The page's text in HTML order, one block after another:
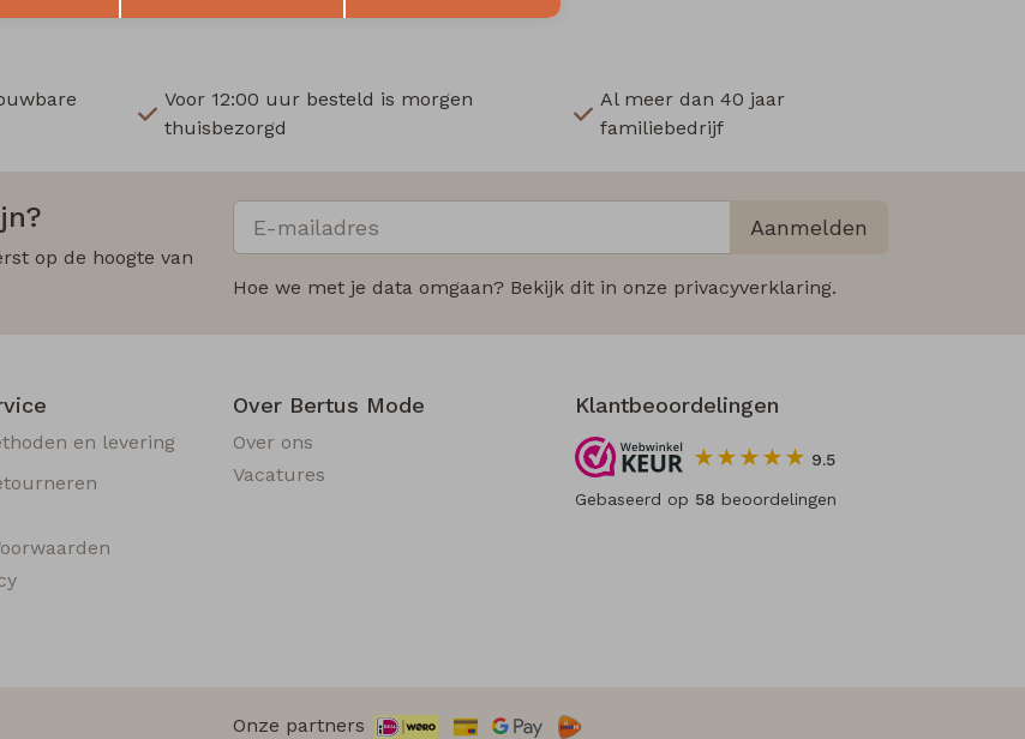
Voor 12:00 uur besteld is morgen
thuisbezorgd
Al meer dan 40 jaar
familiebedrijf
op de hoogte van
Aanmelden
Hoe we met je data omgaan? Bekijk dit in onze privacyverklaring.
en levering
Over Bertus Mode
Over ons
Vacatures
Klantbeoordelingen
9.5
Gebaseerd op 58 beoordelingen
Onze partners